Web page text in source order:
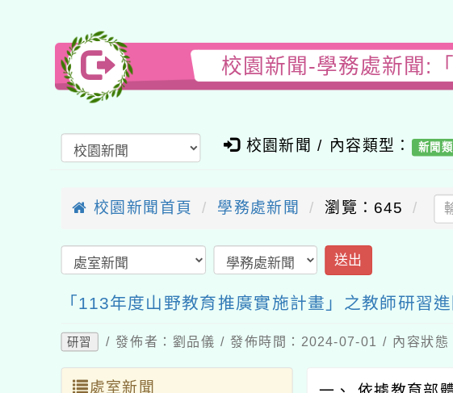
校園新聞-學務處新聞:
校園新聞 / 內容類型： 新聞
校園新聞首頁 學務處新聞 瀏覽：645
送出
「113年度山野教育推廣實施計畫」之教師研習
研習 / 發佈者：劉品儀 / 發佈時間：2024-07-01 / 內容狀態
處室新聞